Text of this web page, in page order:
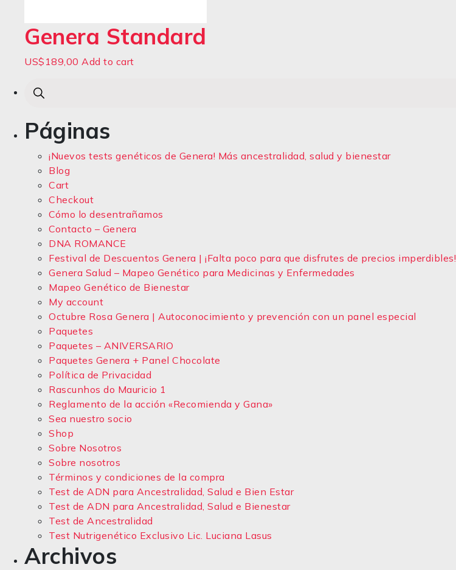
Genera Standard
US$ 189,00 Add to cart
Páginas
¡Nuevos tests genéticos de Genera! Más ancestralidad, salud y bienestar
Blog
Cart
Checkout
Cómo lo desentrañamos
Contacto – Genera
DNA ROMANCE
Festival de Descuentos Genera | ¡Falta poco para que disfrutes de precios imperdibles!
Genera Salud – Mapeo Genético para Medicinas y Enfermedades
Mapeo Genético de Bienestar
My account
Octubre Rosa Genera | Autoconocimiento y prevención con un panel especial
Paquetes
Paquetes – ANIVERSARIO
Paquetes Genera + Panel Chocolate
Política de Privacidad
Rascunhos do Mauricio 1
Reglamento de la acción «Recomienda y Gana»
Sea nuestro socio
Shop
Sobre Nosotros
Sobre nosotros
Términos y condiciones de la compra
Test de ADN para Ancestralidad, Salud e Bien Estar
Test de ADN para Ancestralidad, Salud e Bienestar
Test de Ancestralidad
Test Nutrigenético Exclusivo Lic. Luciana Lasus
Archivos